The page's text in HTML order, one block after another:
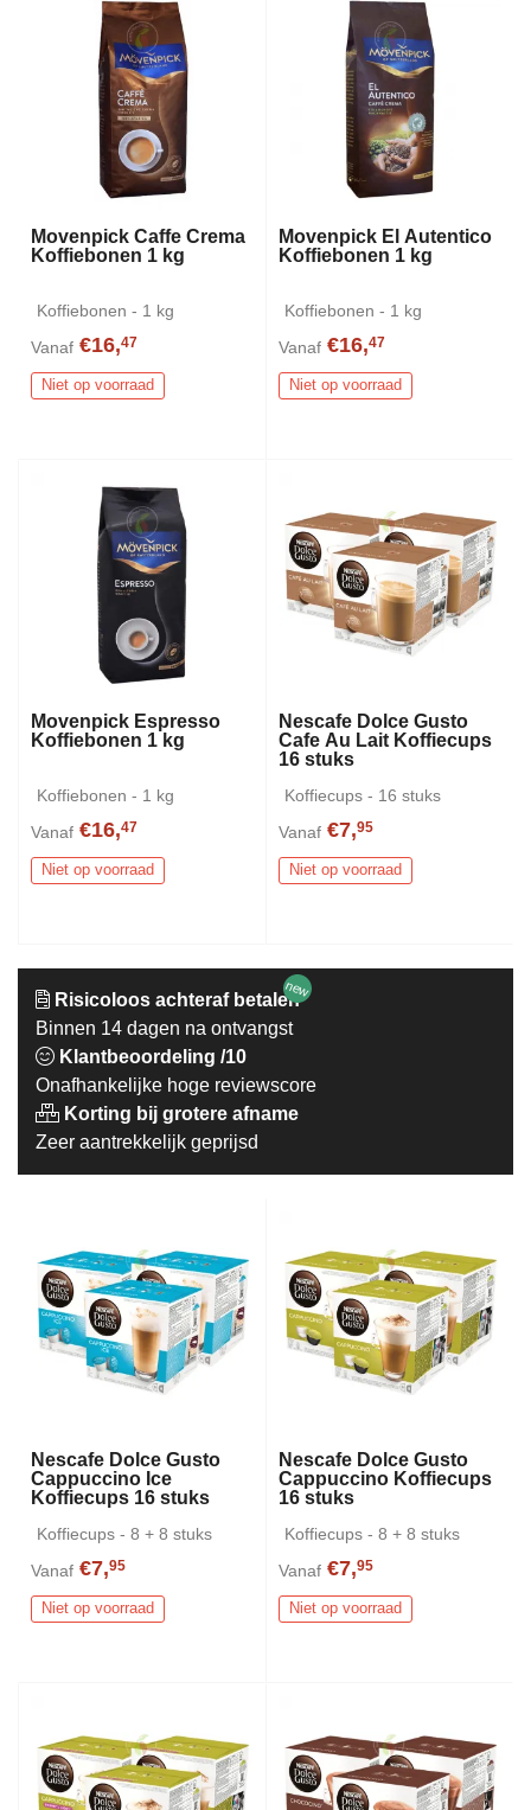
Movenpick Caffe Crema
Koffiebonen 1 kg
Koffiebonen - 1 kg
Vanaf €16,47
Niet op voorraad
Movenpick El Autentico
Koffiebonen 1 kg
Koffiebonen - 1 kg
Vanaf €16,47
Niet op voorraad
Movenpick Espresso
Koffiebonen 1 kg
Koffiebonen - 1 kg
Vanaf €16,47
Niet op voorraad
Nescafe Dolce Gusto
Cafe Au Lait Koffiecups
16 stuks
Koffiecups - 16 stuks
Vanaf €7,95
Niet op voorraad
Risicoloos achteraf betalen
Binnen 14 dagen na ontvangst
new
Klantbeoordeling /10
Onafhankelijke hoge reviewscore
Korting bij grotere afname
Zeer aantrekkelijk geprijsd
Nescafe Dolce Gusto
Cappuccino Ice
Koffiecups 16 stuks
Koffiecups - 8 + 8 stuks
Vanaf €7,95
Niet op voorraad
Nescafe Dolce Gusto
Cappuccino Koffiecups
16 stuks
Koffiecups - 8 + 8 stuks
Vanaf €7,95
Niet op voorraad